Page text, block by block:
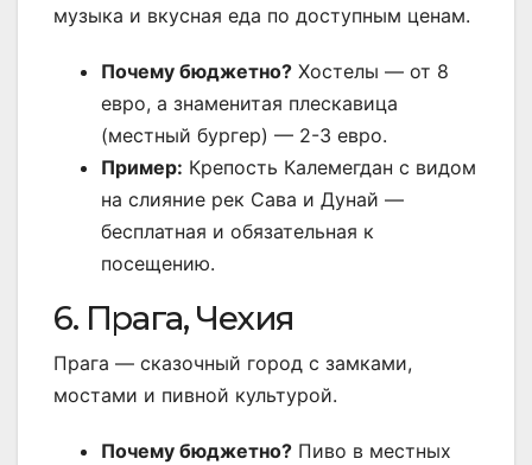
музыка и вкусная еда по доступным ценам.
Почему бюджетно? Хостелы — от 8
евро, а знаменитая плескавица
(местный бургер) — 2-3 евро.
Пример: Крепость Калемегдан с видом
на слияние рек Сава и Дунай —
бесплатная и обязательная к
посещению.
6. Прага, Чехия
Прага — сказочный город с замками,
мостами и пивной культурой.
Почему бюджетно? Пиво в местных